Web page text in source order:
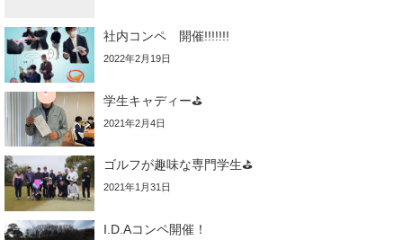
社内コンペ 開催!!!!!!!
2022年2月19日
学生キャディー⛳
2021年2月4日
ゴルフが趣味な専門学生⛳
2021年1月31日
I.D.Aコンペ開催！